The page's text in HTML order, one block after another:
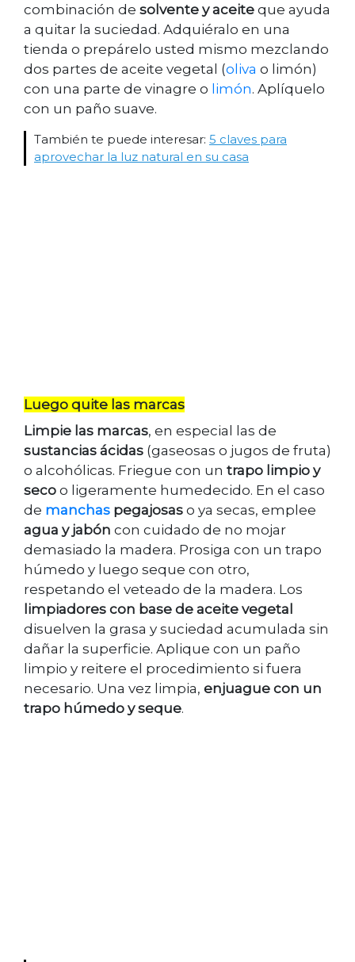
combinación de solvente y aceite que ayuda
a quitar la suciedad. Adquiéralo en una
tienda o prepárelo usted mismo mezclando
dos partes de aceite vegetal (oliva o limón)
con una parte de vinagre o limón. Aplíquelo
con un paño suave.
También te puede interesar: 5 claves para
aprovechar la luz natural en su casa
Luego quite las marcas
Limpie las marcas, en especial las de
sustancias ácidas (gaseosas o jugos de fruta)
o alcohólicas. Friegue con un trapo limpio y
seco o ligeramente humedecido. En el caso
de manchas pegajosas o ya secas, emplee
agua y jabón con cuidado de no mojar
demasiado la madera. Prosiga con un trapo
húmedo y luego seque con otro,
respetando el veteado de la madera. Los
limpiadores con base de aceite vegetal
disuelven la grasa y suciedad acumulada sin
dañar la superficie. Aplique con un paño
limpio y reitere el procedimiento si fuera
necesario. Una vez limpia, enjuague con un
trapo húmedo y seque.